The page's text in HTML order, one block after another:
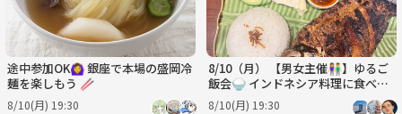
途中参加OK🙆‍♀️ 銀座で本場の盛岡冷
麺を楽しもう 🥢
8/10(月) 19:30
8/10（月） 【男女主催👫】ゆるご
飯会🍚 インドネシア料理に食べに
いきませんか？🇮🇩✨
8/10(月) 19:30